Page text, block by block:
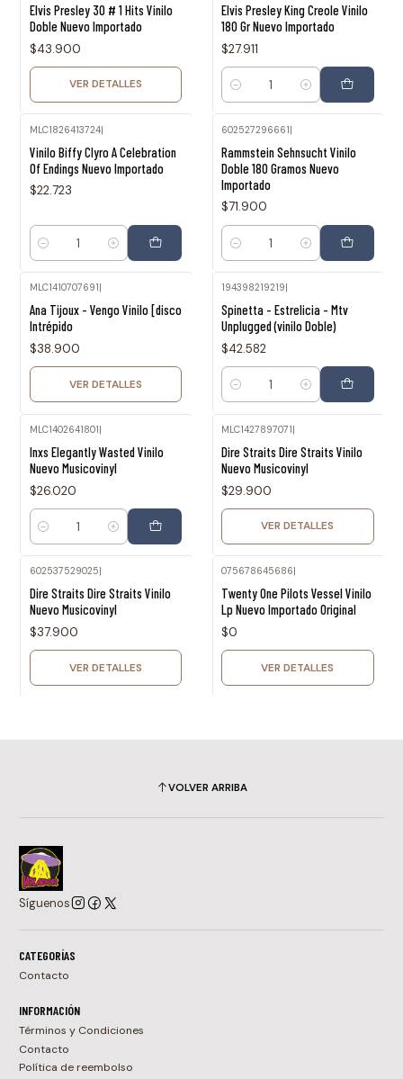
Elvis Presley 30 # 1 Hits Vinilo
Doble Nuevo Importado
$43.900
VER DETALLES
Elvis Presley King Creole Vinilo
180 Gr Nuevo Importado
$27.911
Cantidad
MLC1826413724|
Vinilo Biffy Clyro A Celebration
Of Endings Nuevo Importado
$22.723
Cantidad
602527296661|
Rammstein Sehnsucht Vinilo
Doble 180 Gramos Nuevo
Importado
$71.900
Cantidad
MLC1410707691
Ana Tijoux - Vengo Vinilo [disco
Intrépido
$38.900
VER DETALLES
194398219219
Spinetta - Estrelicia - Mtv
Unplugged (vinilo Doble)
$42.582
Cantidad
MLC1402641801|
Inxs Elegantly Wasted Vinilo
Nuevo Musicovinyl
$26.020
Cantidad
MLC1427897071|
Dire Straits Dire Straits Vinilo
Nuevo Musicovinyl
$29.900
VER DETALLES
602537529025
Dire Straits Dire Straits Vinilo
Nuevo Musicovinyl
$37.900
VER DETALLES
075678645686
Twenty One Pilots Vessel Vinilo
Lp Nuevo Importado Original
$0
VER DETALLES
VOLVER ARRIBA
Síguenos
CATEGORÍAS
Contacto
INFORMACIÓN
Términos y Condiciones
Contacto
Política de reembolso